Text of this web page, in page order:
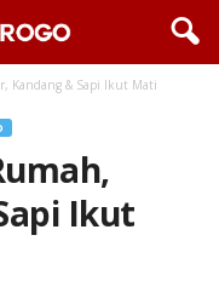
Kandang & Sapi Ikut Mati
Ikut